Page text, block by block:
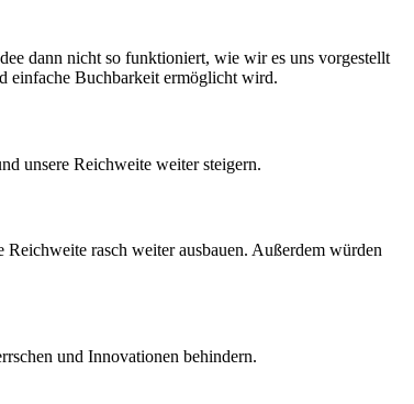
dann nicht so funktioniert, wie wir es uns vorgestellt
einfache Buchbarkeit ermöglicht wird.
unsere Reichweite weiter steigern.
rasch weiter ausbauen. Außerdem würden
und Innovationen behindern.